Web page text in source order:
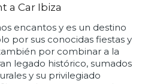
a Car Ibiza
encantos y es un destino
por sus conocidas fiestas y
por combinar a la
legado histórico, sumados
y su privilegiado